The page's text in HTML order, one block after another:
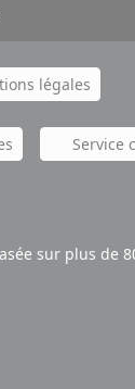
légales
Service
sur plus de